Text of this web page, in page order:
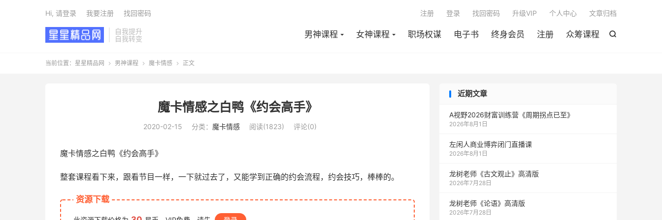
自我提升
自我转变

男神课程 女神课程 职场权谋 电子书 终身会员 注册 众筹课程
注册 登录 找回密码 升级VIP 个人中心 文章归档
Hi, 请登录 我要注册 找回密码
当前位置： 星星精品网  男神课程  魔卡情感  正文
魔卡情感之白鸭《约会高手》
2020-02-15 分类： 魔卡情感 阅读(1823) 评论(0)
魔卡情感之白鸭《约会高手》
整套课程看下来，跟看节目一样，一下就过去了，又能学到正确的约会流程，约会技巧，棒棒的。
资源下载
近期文章
A视野2026财富训练营《周期拐点已至》
2026年8月1日
左闲人商业博弈闭门直播课
2026年8月1日
龙树老师《古文观止》高清版
2026年7月28日
龙树老师《论语》高清版
2026年7月28日